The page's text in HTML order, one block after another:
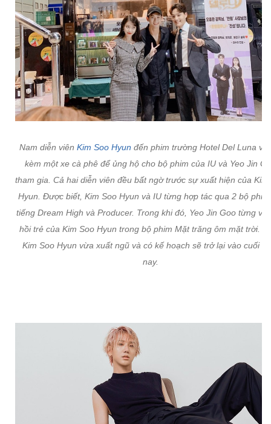
Nam diễn viên Kim Soo Hyun đến phim trường Hotel Del Luna và
kèm một xe cà phê để ủng hộ cho bộ phim của IU và Yeo Jin
tham gia. Cả hai diễn viên đều bất ngờ trước sự xuất hiện của Kim
Hyun. Được biết, Kim Soo Hyun và IU từng hợp tác qua 2 bộ
tiếng Dream High và Producer. Trong khi đó, Yeo Jin Goo từng
hồi trẻ của Kim Soo Hyun trong bộ phim Mặt trăng ôm mặt trời.
Kim Soo Hyun vừa xuất ngũ và có kế hoạch sẽ trở lại vào cuối
nay.